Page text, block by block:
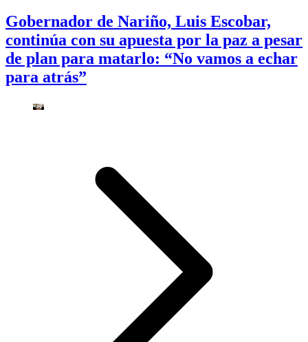
Gobernador de Nariño, Luis Escobar,
continúa con su apuesta por la paz a pesar
de plan para matarlo: “No vamos a echar
para atrás”